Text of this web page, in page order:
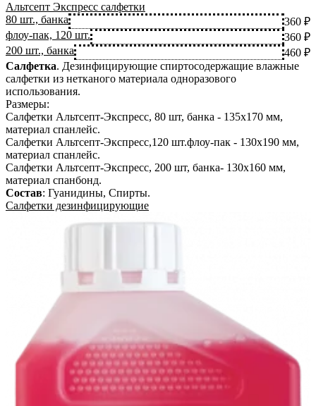
Альтсепт Экспресс салфетки
80 шт., банка
360 ₽
флоу-пак, 120 шт.
360 ₽
200 шт., банка
460 ₽
Салфетка. Дезинфицирующие спиртосодержащие влажные
салфетки из нетканого материала одноразового
использования.
Размеры:
Салфетки Альтсепт-Экспресс, 80 шт, банка - 135х170 мм,
материал спанлейс.
Салфетки Альтсепт-Экспресс,120 шт.флоу-пак - 130х190 мм,
материал спанлейс.
Салфетки Альтсепт-Экспресс, 200 шт, банка- 130х160 мм,
материал спанбонд.
Состав: Гуанидины, Спирты.
Салфетки дезинфицирующие